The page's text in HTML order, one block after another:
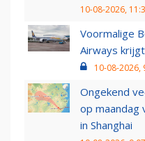
10-08-2026,
Voormalige
Airways
10-08-2026,
Ongekend
op maandag
in Shanghai